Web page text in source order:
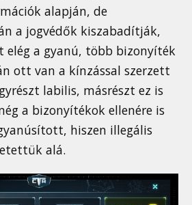
alapján, de
a jogvédők kiszabadítják,
elég a gyanú, több bizonyíték
ott van a kínzással szerzett
labilis, másrészt ez is
a bizonyítékok ellenére is
hiszen illegális
alá.